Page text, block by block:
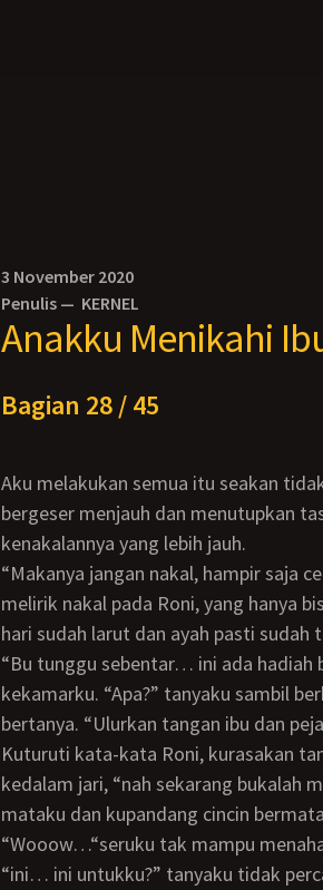
3 November 2020
Penulis — KERNEL
Anakku Menikahi
Bagian 28 / 45
Aku melakukan semua itu seakan tidak sengaja, sambil membenahi dudukku, aku
bergeser menjauh dan menutupkan
kenakalannya yang lebih jauh.
“Makanya jangan nakal, hampir saja celaka, nyopir yang benar” sungutku sambil
melirik nakal pada Roni, yang hanya
hari sudah larut dan ayah pasti sudah
“Bu tunggu sebentar… ini ada hadiah buat ibu” panggil Roni ketika aku mau berjalan
kekamarku. “Apa?” tanyaku sambil
bertanya. “Ulurkan tangan ibu dan
Kuturuti kata-kata Roni, kurasakan tanganku dipegangnya dan sesuatu dimasukkan
kedalam jari, “nah sekarang bukalah
mataku dan kupandang cincin
“Wooow…“seruku tak mampu menahan rasa kejut melihat keindahan cincin itu.
“ini… ini untukku?” tanyaku tidak